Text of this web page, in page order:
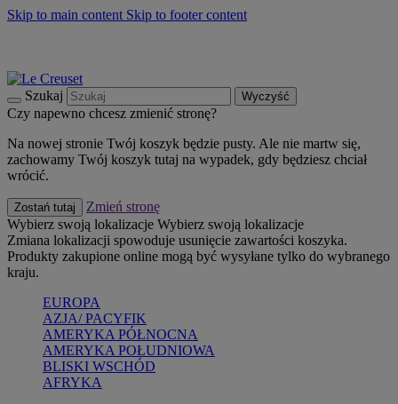
Skip to main content Skip to footer content
Szukaj Wyczyść
Czy napewno chcesz zmienić stronę?
Na nowej stronie Twój koszyk będzie pusty. Ale nie martw się,
zachowamy Twój koszyk tutaj na wypadek, gdy będziesz chciał
wrócić.
Zostań tutaj
Zmień stronę
Wybierz swoją lokalizacje Wybierz swoją lokalizacje
Zmiana lokalizacji spowoduje usunięcie zawartości koszyka.
Produkty zakupione online mogą być wysyłane tylko do wybranego
kraju.
EUROPA
AZJA/ PACYFIK
AMERYKA PÓŁNOCNA
AMERYKA POŁUDNIOWA
BLISKI WSCHÓD
AFRYKA